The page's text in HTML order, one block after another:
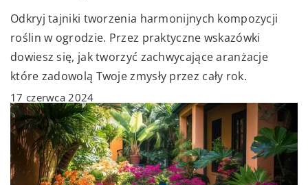
Odkryj tajniki tworzenia harmonijnych kompozycji
roślin w ogrodzie. Przez praktyczne wskazówki
dowiesz się, jak tworzyć zachwycające aranżacje
które zadowolą Twoje zmysły przez cały rok.
17 czerwca 2024